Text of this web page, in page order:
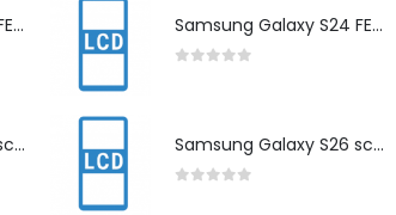
Samsung Galaxy S24 FE scherm herstelling
Samsung Galaxy S26 scherm herstelling
Samsung Galaxy S24 FE scherm herstelling
Samsung Galaxy S26 scherm herstelling